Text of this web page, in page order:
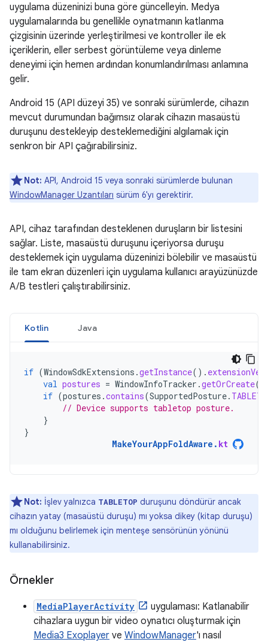
uygulama düzeninizi buna göre güncelleyin. Medya
uygulamalarında bu genellikle oynatmanın katlanma
çizgisinin üzerinde yerleştirilmesi ve kontroller ile ek
içeriklerin, eller serbest görüntüleme veya dinleme
deneyimi için hemen ardından konumlandırılması anlamına
gelir.
Android 15 (API düzeyi 35) ve sonraki sürümlerde, cihazın
mevcut durumundan bağımsız olarak cihazın masaüstü
duruşunu destekleyip desteklemediğini algılamak için
senkron bir API çağırabilirsiniz.
Not: API, Android 15 veya sonraki sürümlerde bulunan
WindowManager Uzantıları sürüm 6'yı gerektirir.
API, cihaz tarafından desteklenen duruşların bir listesini
sağlar. Liste, masaüstü duruşunu içeriyorsa duruşu
desteklemek için uygulama düzeninizi bölebilir ve masaüstü
ile tam ekran düzenleri için uygulama kullanıcı arayüzünüzde
A/B testleri çalıştırabilirsiniz.
Kotlin Java
if (WindowSdkExtensions .getInstance().
val postures = WindowInfoTracker .getOrCreate(
if (postures .contains(SupportedPosture.
// Device supports tabletop posture.
}
}
MakeYourAppFoldAware . kt
Not: İşlev yalnızca TABLETOP duruşunu döndürür ancak
cihazın yatay (masaüstü duruşu) mı yoksa dikey (kitap duruşu)
mı olduğunu belirlemek için menteşe sensörünün yönünü
kullanabilirsiniz.
Örnekler
MediaPlayerActivity
uygulaması: Katlanabilir
cihazlara uygun bir video oynatıcı oluşturmak için
Media3 Exoplayer ve WindowManager'ı nasıl